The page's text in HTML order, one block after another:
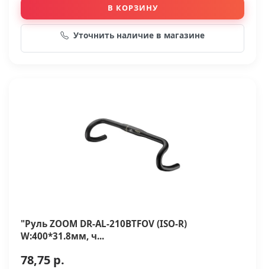
В КОРЗИНУ
Уточнить наличие в магазине
"Руль ZOOM DR-AL-210BTFOV (ISO-R)
W:400*31.8мм, ч...
78,75 р.